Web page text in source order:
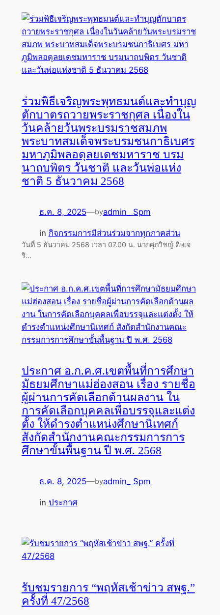
ร่วมพิธีเจริญพระพุทธมนต์และทำบุญ
ตักบาตรถวายพระราชกุศล เนื่องใน
วันคล้ายวันพระบรมราชสมภพ
พระบาทสมเด็จพระบรมชนกาธิเบศร
มหาภูมิพลอดุลยเดชมหาราช บรม
นาถบพิตร วันชาติ และวันพ่อแห่ง
ชาติ 5 ธันวาคม 2568
ธ.ค. 8, 2025—byadmin_ Spm
in กิจกรรมการมีส่วนร่วมจากทุกภาคส่วน
วันที่ 5 ธันวาคม 2568 เวลา 07.00 น. นายศุภวิชญ์ ดิษเจ
ริ…
ประกาศ อ.ก.ค.ศ.เขตพื้นที่การศึกษา
มัธยมศึกษาแม่ฮ่องสอน เรื่อง รายชื่อ
ผู้ผ่านการคัดเลือกด้านผลงาน ใน
การคัดเลือกบุคคลเพื่อบรรจุและแต่ง
ตั้ง ให้ดำรงตำแหน่งศึกษานิเทศก์
สังกัดสำนักงานคณะกรรมการการ
ศึกษาขั้นพื้นฐาน ปี พ.ศ. 2568
ธ.ค. 8, 2025—byadmin_ Spm
in ประกาศ
รับชมรายการ “พฤหัสเช้าข่าว สพฐ.”
ครั้งที่ 47/2568